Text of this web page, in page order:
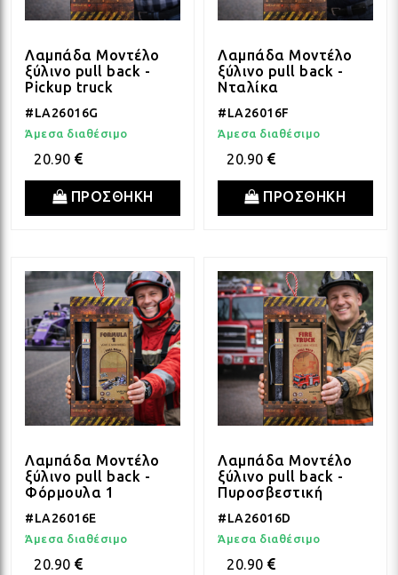
Λαμπάδα Μοντέλο
ξύλινο pull back -
Pickup truck
#LA26016G
Άμεσα διαθέσιμο
20.90
ΠΡΟΣΘΗΚΗ
Λαμπάδα Μοντέλο
ξύλινο pull back -
Νταλίκα
#LA26016F
Άμεσα διαθέσιμο
20.90
ΠΡΟΣΘΗΚΗ
Λαμπάδα Μοντέλο
ξύλινο pull back -
Φόρμουλα 1
#LA26016E
Άμεσα διαθέσιμο
20.90
Λαμπάδα Μοντέλο
ξύλινο pull back -
Πυροσβεστική
#LA26016D
Άμεσα διαθέσιμο
20.90